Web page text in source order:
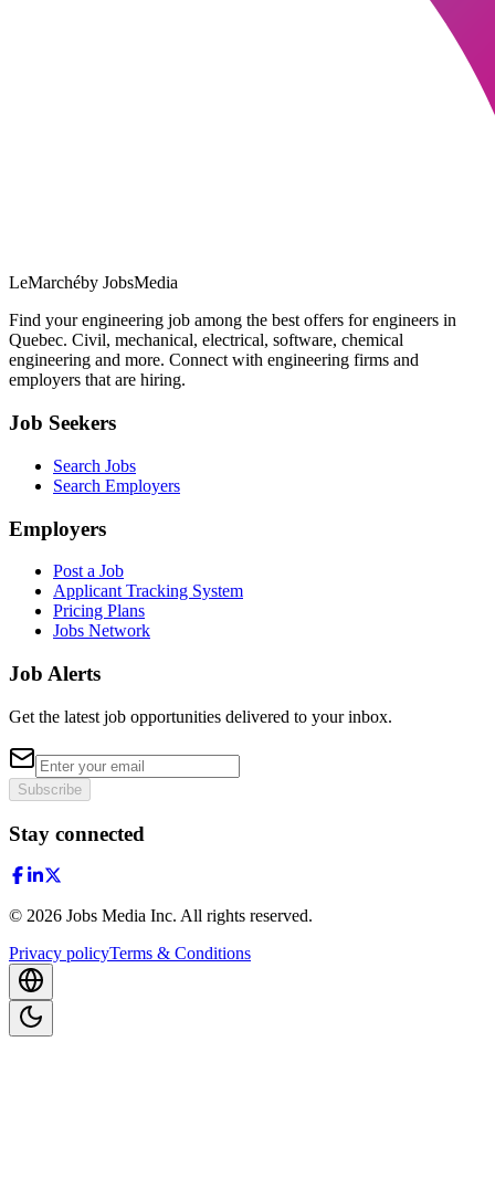
LeMarchéby JobsMedia
Find your engineering job among the best offers for engineers in
Quebec. Civil, mechanical, electrical, software, chemical
engineering and more. Connect with engineering firms and
employers that are hiring.
Job Seekers
Search Jobs
Search Employers
Employers
Post a Job
Applicant Tracking System
Pricing Plans
Jobs Network
Job Alerts
Get the latest job opportunities delivered to your inbox.
Subscribe
Stay connected
© 2026 Jobs Media Inc. All rights reserved.
Privacy policyTerms & Conditions